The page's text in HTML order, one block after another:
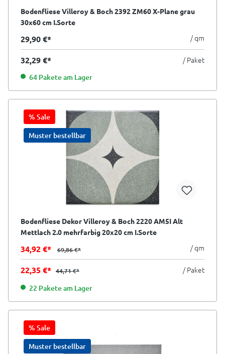
Bodenfliese Villeroy & Boch 2392 ZM60 X-Plane grau
30x60 cm I.Sorte
29,90 €* / qm
32,29 €* / Paket
64 Pakete am Lager
% Sale
Muster bestellbar
Bodenfliese Dekor Villeroy & Boch 2220 AM5I Alt
Mettlach 2.0 mehrfarbig 20x20 cm I.Sorte
34,92 €* 69,86 €* / qm
22,35 €* 44,71 €* / Paket
22 Pakete am Lager
% Sale
Muster bestellbar